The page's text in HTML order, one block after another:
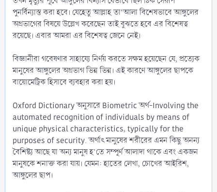
পুনর্বিন্যাস্ত করা হবে। যেহেতু আল্লাহ তা‘আলা বিশেষভাবে আঙ্গুলের
অগ্রভাগের বিষয়ে উল্লেখ করেছেন তাই বুঝতে হবে এর বিশেষত্ব
রয়েছে। এবার আমরা এর বিশেষত্ব জেনে নেই।
বিজ্ঞানীরা গবেষণার সাহায্যে নির্ণয় করতে সক্ষম হয়েছেন যে, প্রত্যেক
মানুষের আঙ্গুলের অগ্রভাগ ভিন্ন ভিন্ন। এই কারণে আঙ্গুলের ছাপকে
বায়োমেট্রিক হিসাবে ব্যবহার করা হয়।
Oxford Dictionary অনুসারে Biometric অর্থ-Involving the
automated recognition of individuals by means of
unique physical characteristics, typically for the
purposes of security. অর্থাৎ মানুষের শরীরের এমন কিছু অনন্য
বৈশিষ্ট্য আছে যা অন্য মানুষ হ’তে সম্পূর্ণ আলাদা থাকে এবং একজন
মানুষকে শনাক্ত করা যায়। যেমন: হাতের লেখা, চোখের আইরিশ,
আঙ্গুলের ছাপ।